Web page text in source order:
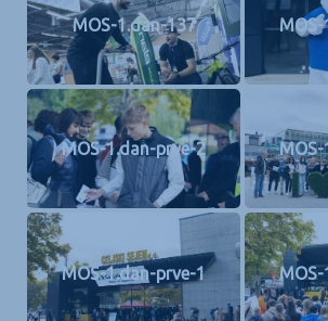
MOS-1.dan-137
MOS-1.dan-prve-2
MOS-1.dan-prve-1